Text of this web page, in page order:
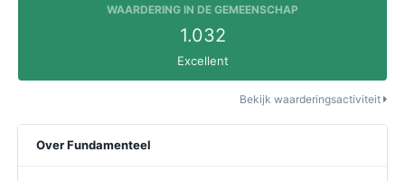
WAARDERING IN DE GEMEENSCHAP
1.032
Excellent
Bekijk waarderingsactiviteit
Over Fundamenteel